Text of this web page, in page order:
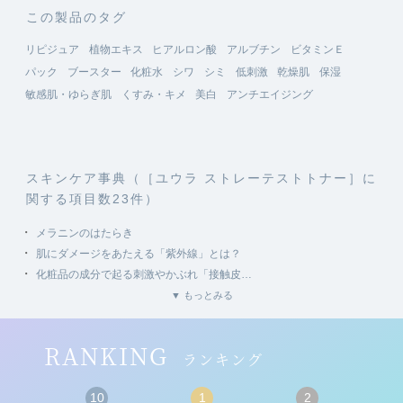
この製品のタグ
リピジュア 植物エキス ヒアルロン酸 アルブチン
ビタミンＥ
パック
ブースター 化粧水 シワ シミ 低刺激 乾燥肌
保湿
敏感肌・ゆらぎ肌
くすみ・キメ 美白 アンチエイジング
スキンケア事典（［ユウラ ストレーテストトナー］に
関する項目数23件）
・ メラニンのはたらき
・ 肌にダメージをあたえる「紫外線」とは？
・ 化粧品の成分で起る刺激やかぶれ「接触皮…
アレルギーや炎症のチェック「セルフパッ…
・ スキンケア製品の保管
化粧水・ローションの効果とケア方法
美容液のポイントとケア方法
▼ もっとみる
RANKING ランキング
10 1 2